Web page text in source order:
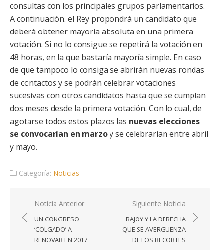
consultas con los principales grupos parlamentarios.
A continuación. el Rey propondrá un candidato que
deberá obtener mayoría absoluta en una primera
votación. Si no lo consigue se repetirá la votación en
48 horas, en la que bastaría mayoría simple. En caso
de que tampoco lo consiga se abrirán nuevas rondas
de contactos y se podrán celebrar votaciones
sucesivas con otros candidatos hasta que se cumplan
dos meses desde la primera votación. Con lo cual, de
agotarse todos estos plazos las nuevas elecciones
se convocarían en marzoy se celebrarían entre abril
y mayo.
Categoría: Noticias
Navegación
de
entradas
Noticia Anterior
UN CONGRESO
‘COLGADO’ A
RENOVAR EN 2017
Siguiente Noticia
RAJOY Y LA DERECHA
QUE SE AVERGÜENZA
DE LOS RECORTES